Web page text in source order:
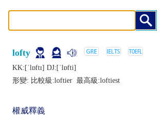
lofty
KK:[ˈlɒftɪ] DJ:[ˈlɒfti]
形變: 比較級:loftier 最高級:loftiest
權威釋義